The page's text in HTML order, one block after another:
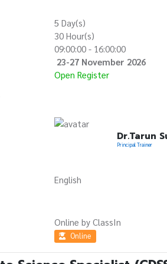
5 Day(s)
30 Hour(s)
09:00:00 - 16:00:00
23-27 November 2026
Open Register
Dr.Tarun
Principal Trainer
English
Online by ClassIn
Online